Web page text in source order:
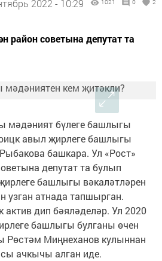
2022 - 10:29 1021 0 2
район советына депутат та
мәдәният бүлеге башлыгы
авыл җирлеге башлыгы
башкара. Ул «Рост»
депутат та булып
башлыгы вәкаләтләрен
узган атнада тапшырган.
дип бәяләделәр. Ул 2020
башлыгы булганы өчен
Рөстәм Миңнеханов кулыннан
ачкычы алган иде.